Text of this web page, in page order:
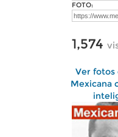
FOTO:
1,574
Ver fotos
Mexicana